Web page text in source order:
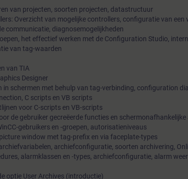
van projecten, soorten projecten, datastructuur
Overzicht van mogelijke controllers, configuratie van een
communicatie, diagnosemogelijkheden
het effectief werken met de Configuration Studio,
van tag-waarden
van TIA
Designer
in schermen met behulp van tag-verbinding, configuration
C scripts en VB scripts
voor C-scripts en VB-scripts
de gebruiker gecreëerde functies en schermonafhankelijke
gebruikers en -groepen, autorisatieniveaus
window met tag-prefix en via faceplate-types
archiefconfiguratie, soorten archivering,
alarmklassen en -types, archiefconfiguratie, alarm
optie User Archives (introductie)